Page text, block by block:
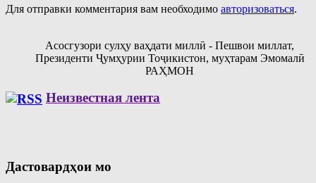
Для отправки комментария вам необходимо авторизоваться.
Асосгузори сулҳу ваҳдати миллӣ - Пешвои миллат,
Президенти Ҷумҳурии Тоҷикистон, муҳтарам Эмомалӣ
РАҲМОН
Неизвестная лента
Дастовардҳои мо